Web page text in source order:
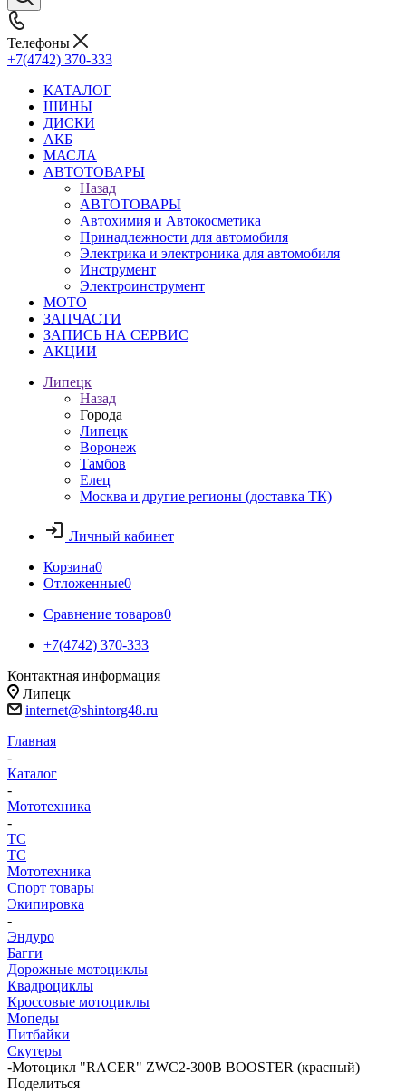
Телефоны
+7(4742) 370-333
КАТАЛОГ
ШИНЫ
ДИСКИ
АКБ
МАСЛА
АВТОТОВАРЫ
Назад
АВТОТОВАРЫ
Автохимия и Автокосметика
Принадлежности для автомобиля
Электрика и электроника для автомобиля
Инструмент
Электроинструмент
МОТО
ЗАПЧАСТИ
ЗАПИСЬ НА СЕРВИС
АКЦИИ
Липецк
Назад
Города
Липецк
Воронеж
Тамбов
Елец
Москва и другие регионы (доставка ТК)
Личный кабинет
Корзина0
Отложенные0
Сравнение товаров0
+7(4742) 370-333
Контактная информация
Липецк
internet@shintorg48.ru
Главная
-
Каталог
-
Мототехника
-
ТС
ТС
Мототехника
Спорт товары
Экипировка
-
Эндуро
Багги
Дорожные мотоциклы
Квадроциклы
Кроссовые мотоциклы
Мопеды
Питбайки
Скутеры
-Мотоцикл "RACER" ZWC2-300B BOOSTER (красный)
Поделиться